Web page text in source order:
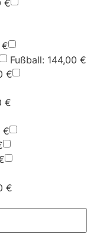
€
€
Fußball: 144,00 €
€
€
€
€